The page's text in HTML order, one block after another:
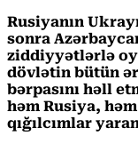
Rusiyanın
sonra
ziddiyyətlərlə
dövlətin bütün
bərpasını həll
həm Rusiya,
qığılcımlar